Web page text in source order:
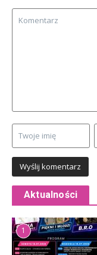
Aktualności
1